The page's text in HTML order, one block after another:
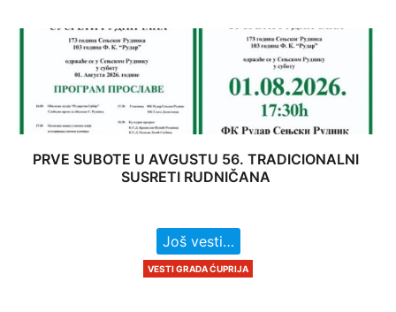
PRVE SUBOTE U AVGUSTU 56. TRADICIONALNI
SUSRETI RUDNIČANA
Još vesti…
VESTI GRADA ĆUPRIJA